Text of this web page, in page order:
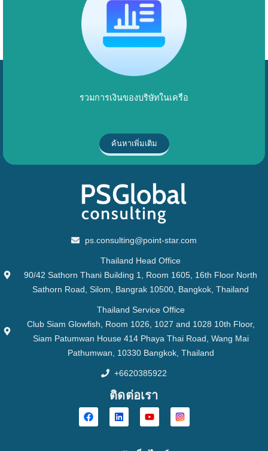
รวมการเงินของบริษัทในเครือ
ค้นหาเพิ่มเติม
ps.consulting@point-star.com
Thailand Head Office
90/42 Sathorn Thani Building 1, Room 1605, 16th Floor North
Sathorn Road, Silom, Bangrak 10500, Bangkok, Thailand
Thailand Service Office
Club Siam Glowfish, Room 1026, 1027 and 1028 10th Floor,
Siam Patumwan House 414 Phaya Thai Road, Wang Mai
Pathumwan, 10330 Bangkok, Thailand
+6620385922
ติดต่อเรา